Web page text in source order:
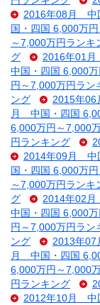
2016年08月 中
国・四国 6,000万
～7,000万円ランキ
グ
2016年01
中国・四国 6,000
円～7,000万円ラン
ング
2015年06
月 中国・四国
6,000万円～7,000
円ランキング
2014年09月 中
国・四国 6,000万
～7,000万円ランキ
グ
2014年02
中国・四国 6,000
円～7,000万円ラン
ング
2013年07
月 中国・四国
6,000万円～7,000
円ランキング
2012年10月 中